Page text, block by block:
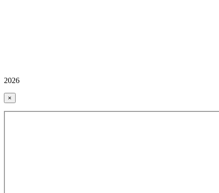
2026
×